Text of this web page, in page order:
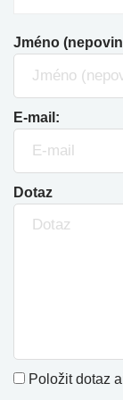
Jméno
E-mail:
Dotaz
Položit dotaz